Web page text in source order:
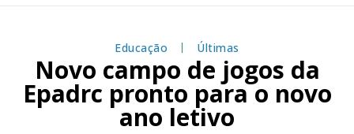
Educação Últimas
Novo campo de jogos da
Epadrc pronto para o novo
ano letivo